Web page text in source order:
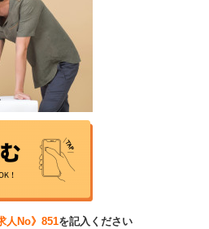
人No》851を記入ください